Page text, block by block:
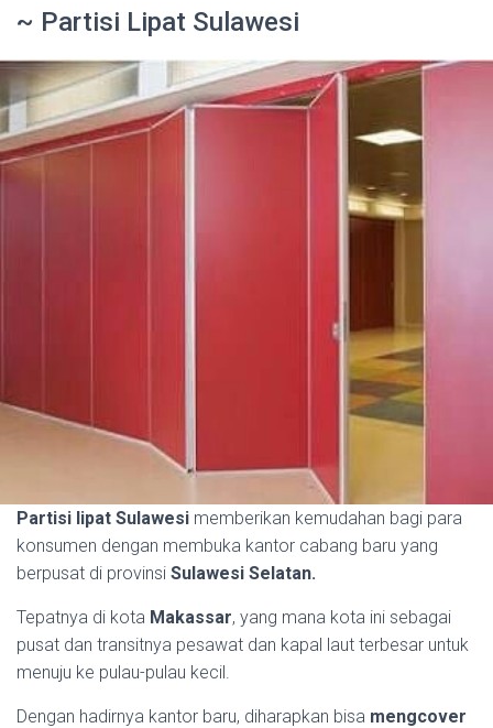
~ Partisi Lipat Sulawesi
Partisi lipat Sulawesi memberikan kemudahan bagi para
konsumen dengan membuka kantor cabang baru yang
berpusat di provinsi Sulawesi Selatan.
Tepatnya di kota Makassar, yang mana kota ini sebagai
pusat dan transitnya pesawat dan kapal laut terbesar untuk
menuju ke pulau-pulau kecil.
Dengan hadirnya kantor baru, diharapkan bisa mengcover